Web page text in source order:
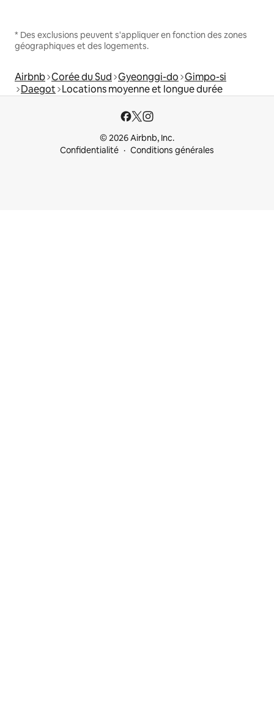
* Des exclusions peuvent s'appliquer en fonction des zones
géographiques et des logements.
Airbnb Corée du Sud Gyeonggi-do Gimpo-si
Daegot Locations moyenne et longue durée
© 2026 Airbnb, Inc.
Confidentialité
Conditions générales